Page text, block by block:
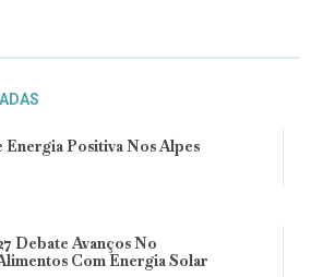
Positiva Nos Alpes
Debate Avanços No
Com Energia Solar